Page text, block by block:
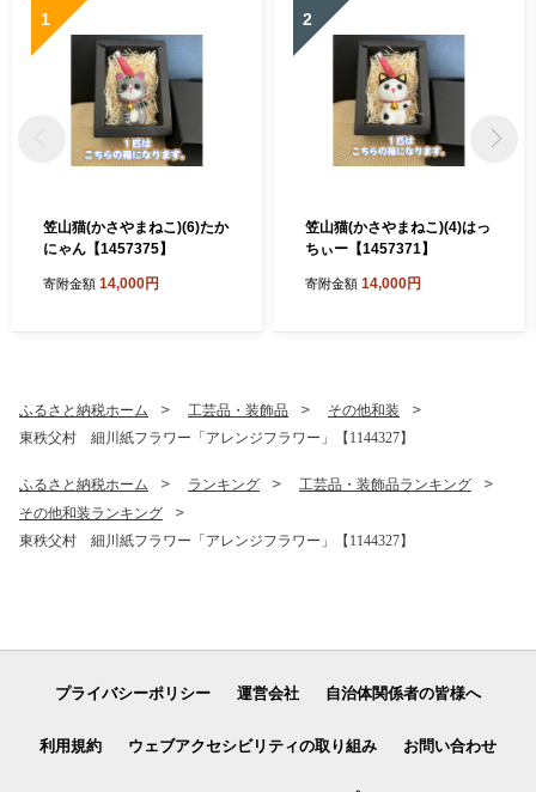
1
笠山猫(かさやまねこ)(6)たか
にゃん【1457375】
寄附金額 14,000円
2
笠山猫(かさやまねこ)(4)はっ
ちぃー【1457371】
寄附金額 14,000円
ふるさと納税ホーム 工芸品・装飾品
その他和装
東秩父村 細川紙フラワー「アレンジフラワー」【1144327】
ふるさと納税ホーム ランキング
工芸品・装飾品ランキング
その他和装ランキング
東秩父村 細川紙フラワー「アレンジフラワー」【1144327】
プライバシーポリシー 運営会社 自治体関係者の皆様へ
利用規約 ウェブアクセシビリティの取り組み お問い合わせ